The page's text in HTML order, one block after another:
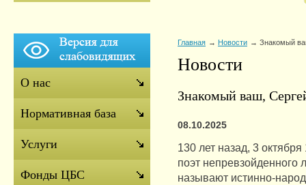
Главная Новости Знакомый
Новости
Знакомый ваш,
08.10.2025
130 лет назад, 3
поэт непревзойденного
называют истинно-
О нас
Нормативная база
Услуги
Фонды ЦБС